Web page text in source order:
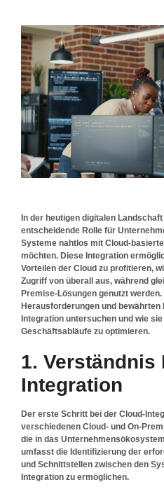
In der heutigen digitalen
entscheidende Rolle für
Systeme nahtlos mit Cloud-
möchten. Diese Integration
Vorteilen der Cloud zu profitieren,
Zugriff von überall aus, während
Premise-Lösungen genutzt
Herausforderungen und
Integration untersuchen und wie
Geschäftsabläufe zu optimieren.
1. Verständnis
Integration
Der erste Schritt bei der Cloud-
verschiedenen Cloud- und On-
die in das
umfasst die Identifizierung der
und Schnittstellen zwischen den
Integration zu ermöglichen.